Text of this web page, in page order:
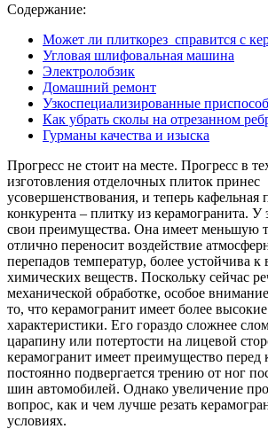
Содержание:
Может ли плиткорез справится с
Угловая шлифовальная машина
Электролобзик
Домашний ремонт
Узкоспециализированные
Как убрать сколы на отрезанном
Гурманы качества и изыска
Прогресс не стоит на месте. Прогресс в
изготовления отделочных плиток принес
усовершенствования, и теперь кафельная
конкурента – плитку из керамогранита. У
свои преимущества. Она имеет меньшую
отлично переносит воздействие
перепадов температур, более устойчива к
химических веществ. Поскольку сейчас
механической обработке, особое
то, что керамогранит имеет более
характеристики. Его гораздо сложнее
царапину или потертости на лицевой
керамогранит имеет преимущество перед
постоянно подвергается трению от ног
шин автомобилей. Однако увеличение
вопрос, как и чем лучше резать
условиях.